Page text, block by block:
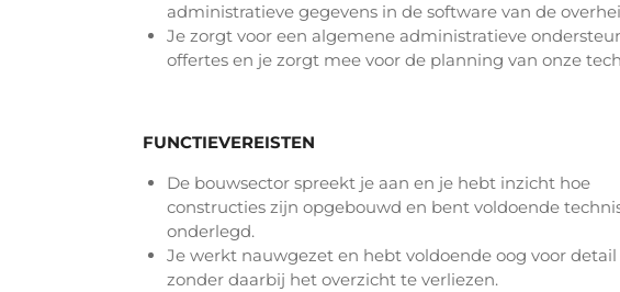
administratieve gegevens in de software van de
Je zorgt voor een algemene administratieve
offertes en je zorgt mee voor de planning van onze
FUNCTIEVEREISTEN
De bouwsector spreekt je aan en je hebt inzicht hoe
constructies zijn opgebouwd en bent voldoende
onderlegd.
Je werkt nauwgezet en hebt voldoende oog voor detail
zonder daarbij het overzicht te verliezen.